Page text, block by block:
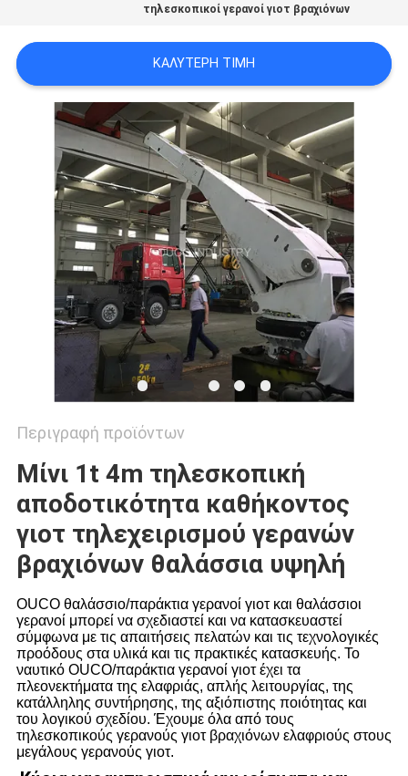
US
SITEMAP
ΠΟΛΙΤΙΚΉ
ΑΠΟΡΡΉΤΟΥ
τηλεσκοπικοί γερανοί γιοτ βραχιόνων
ΚΑΛΎΤΕΡΗ ΤΙΜΉ
Περιγραφή προϊόντων
Μίνι 1t 4m τηλεσκοπική
αποδοτικότητα καθήκοντος
γιοτ τηλεχειρισμού γερανών
βραχιόνων θαλάσσια υψηλή
OUCO θαλάσσιο/παράκτια γερανοί γιοτ και θαλάσσιοι
γερανοί μπορεί να σχεδιαστεί και να κατασκευαστεί
σύμφωνα με τις απαιτήσεις πελατών και τις τεχνολογικές
προόδους στα υλικά και τις πρακτικές κατασκευής. Το
ναυτικό OUCO/παράκτια γερανοί γιοτ έχει τα
πλεονεκτήματα της ελαφριάς, απλής λειτουργίας, της
κατάλληλης συντήρησης, της αξιόπιστης ποιότητας και
του λογικού σχεδίου. Έχουμε όλα από τους
τηλεσκοπικούς γερανούς γιοτ βραχιόνων ελαφριούς στους
μεγάλους γερανούς γιοτ.